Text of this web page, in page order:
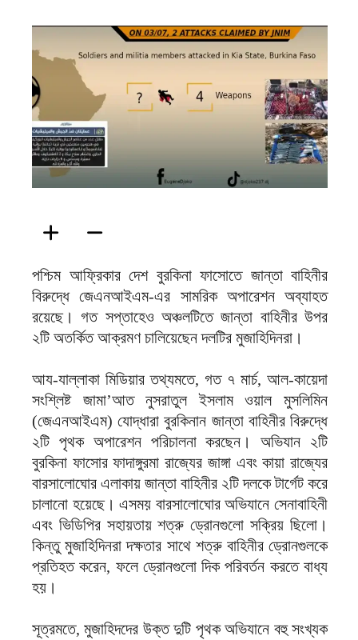
পশ্চিম আফ্রিকার দেশ বুরকিনা ফাসোতে জান্তা বাহিনীর
বিরুদ্ধে জেএনআইএম-এর সামরিক অপারেশন অব্যাহত
রয়েছে। গত সপ্তাহেও অঞ্চলটিতে জান্তা বাহিনীর উপর
২টি অতর্কিত আক্রমণ চালিয়েছেন দলটির মুজাহিদিনরা।
আয-যাল্লাকা মিডিয়ার তথ্যমতে, গত ৭ মার্চ, আল-কায়েদা
সংশ্লিষ্ট জামা’আত নুসরাতুল ইসলাম ওয়াল মুসলিমিন
(জেএনআইএম) যোদ্ধারা বুরকিনান জান্তা বাহিনীর বিরুদ্ধে
২টি পৃথক অপারেশন পরিচালনা করছেন। অভিযান ২টি
বুরকিনা ফাসোর ফাদাঙ্গুরমা রাজ্যের জাঙ্গা এবং কায়া রাজ্যের
বারসালোঘোর এলাকায় জান্তা বাহিনীর ২টি দলকে টার্গেট করে
চালানো হয়েছে। এসময় বারসালোঘোর অভিযানে সেনাবাহিনী
এবং ভিডিপির সহায়তায় শত্রু ড্রোনগুলো সক্রিয় ছিলো।
কিন্তু মুজাহিদিনরা দক্ষতার সাথে শত্রু বাহিনীর ড্রোনগুলকে
প্রতিহত করেন, ফলে ড্রোনগুলো দিক পরিবর্তন করতে বাধ্য
হয়।
সূত্রমতে, মুজাহিদদের উক্ত দুটি পৃথক অভিযানে বহু সংখ্যক